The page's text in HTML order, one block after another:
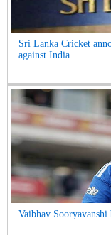
Sri Lanka Cricket
against India...
Vaibhav